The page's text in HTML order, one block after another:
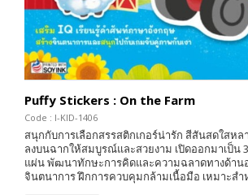
Puffy Stickers : On the Farm
Code : I-KID-1406
สนุกกับการเลือกสรรสติกเกอร์น่ารัก สีสันสดใสห
ลงบนฉากให้สมบูรณ์และสวยงาม เปิดออกมาเป็น
แผ่น พัฒนาทักษะการคิดและความฉลาดทางด้าน
จินตนาการ ฝึกการควบคุมกล้ามเนื้อมือ เหมาะส